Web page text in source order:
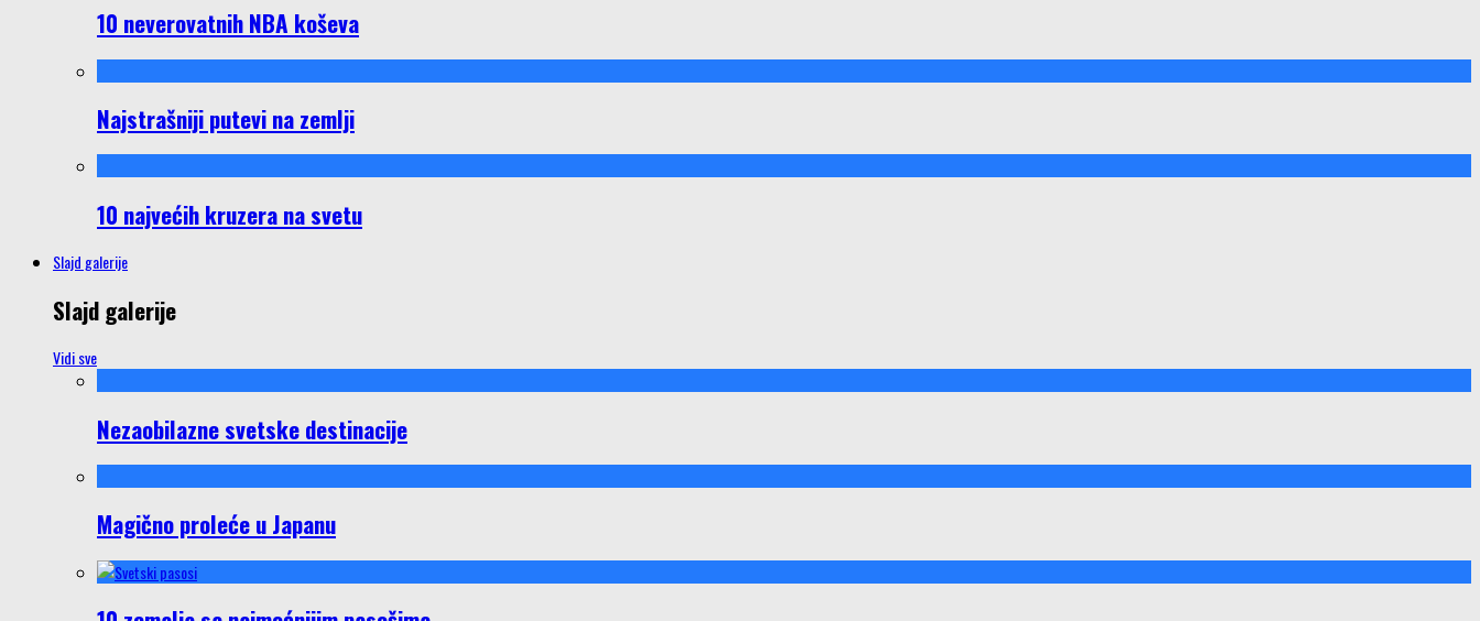
10 neverovatnih NBA koševa
Najstrašniji putevi na zemlji
10 najvećih kruzera na svetu
Slajd galerije
Slajd galerije
Vidi sve
Nezaobilazne svetske destinacije
Magično proleće u Japanu